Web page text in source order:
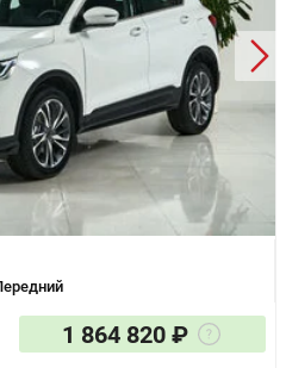
панель
задние
передние
цвета
стекло
1 864 820 ₽